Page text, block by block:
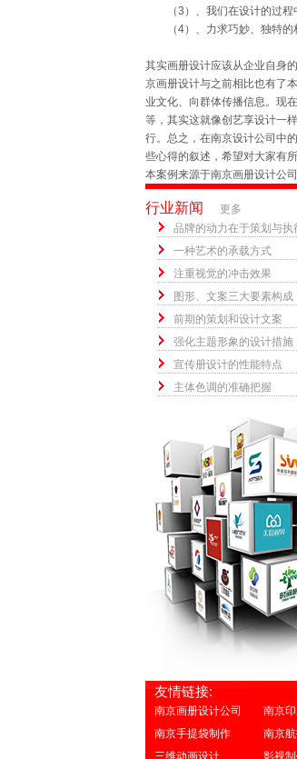
（3）、我们在设计的过程
（4）、力求巧妙、独特的
其实画册设计应该从企业自身
京画册设计与之前相比也有了
业文化、向群体传播信息。现
等，其实这就像创艺享设计一
行。总之，在南京设计公司中
些心得的叙述，希望对大家有所
本案例来源于南京画册设计公司
行业新闻
更多
品牌的动力在于策划与执
一种艺术的承载方式
注重视觉的冲击效果
图形、文案三大要素构成
前期的策划和设计文案
强化主题形象的设计措施
宣传册设计的性能特点
主体色调的准确把握
友情链接:
南京画册设计公司 南京
南京手提袋制作
南京
三维动画设计
影视